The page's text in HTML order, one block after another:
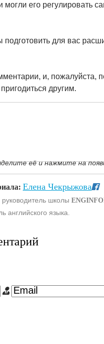
могли его регулировать
для вас
и, пожалуйста,
другим.
её и нажмите на
Елена Чекрыжова
школы
английского языка.